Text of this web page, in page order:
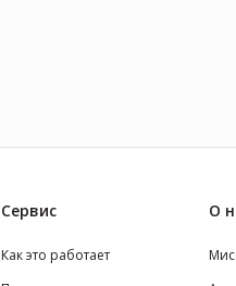
Сервис
Как это работает
О